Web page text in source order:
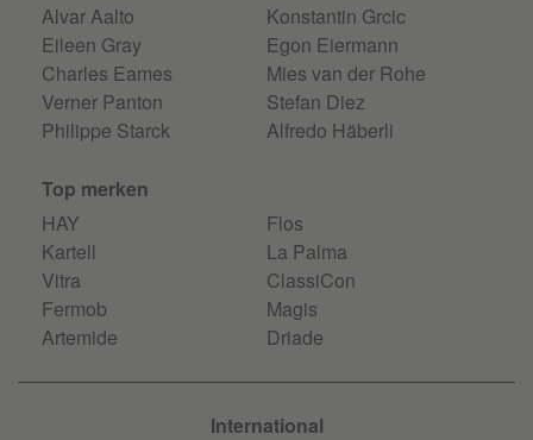
Alvar Aalto
Eileen Gray
Charles Eames
Verner Panton
Philippe Starck
Konstantin Grcic
Egon Eiermann
Mies van der Rohe
Stefan Diez
Alfredo Häberli
Top merken
HAY
Kartell
Vitra
Fermob
Artemide
Flos
La Palma
ClassiCon
Magis
Driade
International